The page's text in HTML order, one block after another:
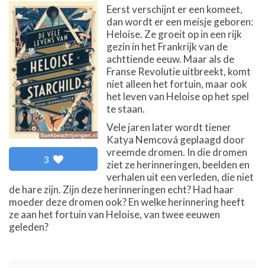
3
Eerst verschijnt er een komeet,
dan wordt er een meisje geboren:
Heloise. Ze groeit op in een rijk
gezin in het Frankrijk van de
achttiende eeuw. Maar als de
Franse Revolutie uitbreekt, komt
niet alleen het fortuin, maar ook
het leven van Heloise op het spel
te staan.
Vele jaren later wordt tiener
Katya Nemcová geplaagd door
vreemde dromen. In die dromen
ziet ze herinneringen, beelden en
verhalen uit een verleden, die niet
de hare zijn. Zijn deze herinneringen echt? Had haar
moeder deze dromen ook? En welke herinnering heeft
ze aan het fortuin van Heloise, van twee eeuwen
geleden?